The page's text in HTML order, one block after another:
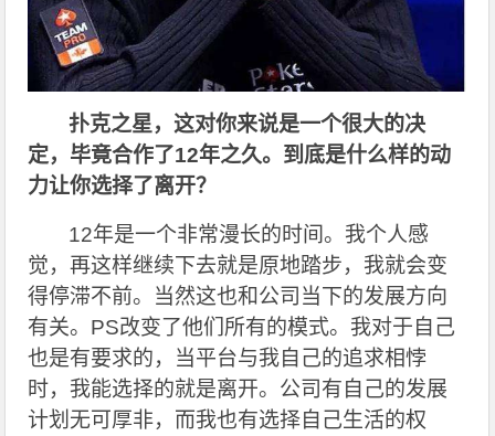
扑克之星，这对你来说是一个很大的决
定，毕竟合作了12年之久。到底是什么样的动
力让你选择了离开？
12年是一个非常漫长的时间。我个人感
觉，再这样继续下去就是原地踏步，我就会变
得停滞不前。当然这也和公司当下的发展方向
有关。PS改变了他们所有的模式。我对于自己
也是有要求的，当平台与我自己的追求相悖
时，我能选择的就是离开。公司有自己的发展
计划无可厚非，而我也有选择自己生活的权